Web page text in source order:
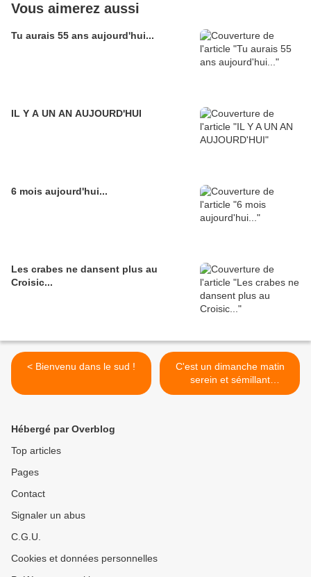
Vous aimerez aussi
Tu aurais 55 ans aujourd'hui...
IL Y A UN AN AUJOURD'HUI
6 mois aujourd'hui...
Les crabes ne dansent plus au
Croisic...
< Bienvenu dans le sud !
C'est un dimanche matin
serein et sémillant
néanmoins. >
Hébergé par Overblog
Top articles
Pages
Contact
Signaler un abus
C.G.U.
Cookies et données personnelles